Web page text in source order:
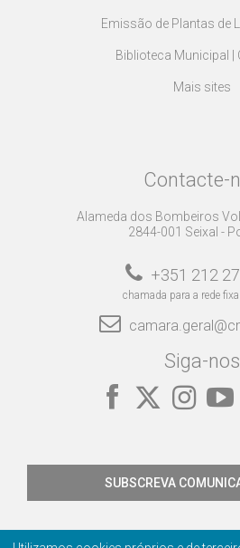
Emissão de Plantas de
Biblioteca Municipal |
Mais sites
Contacte-
Alameda dos Bombeiros
2844-001 Seixal -
+351 212
chamada para a rede
Siga-nos
SUBSCREVA